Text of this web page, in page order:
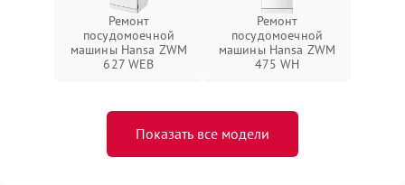
Ремонт
посудомоечной
машины Hansa ZWM
627 WEB
Ремонт
посудомоечной
машины Hansa ZWM
475 WH
Показать все модели